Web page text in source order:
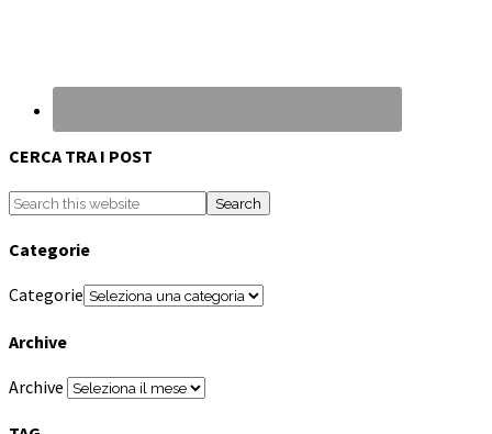
CERCA TRA I POST
Categorie
Categorie
Archive
Archive